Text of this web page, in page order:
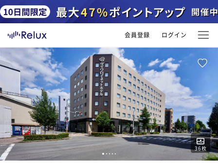
会員登録 ログイン
36枚
1 2 3 4 5